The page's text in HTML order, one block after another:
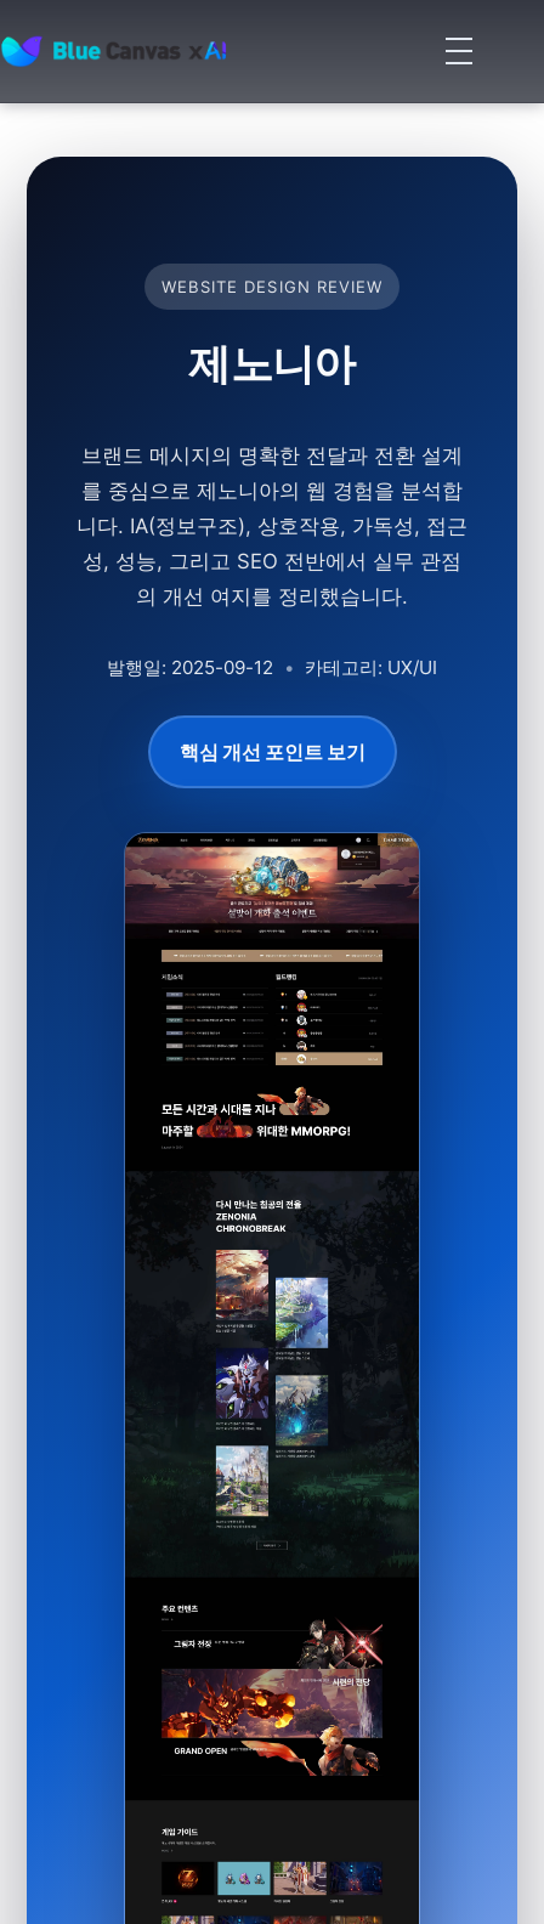
BLUECANVAS
메
뉴
기
WEBSITE DESIGN REVIEW
제노니아
브랜드 메시지의 명확한 전달과 전환 설계
를 중심으로 제노니아의 웹 경험을 분석합
니다. IA(정보구조), 상호작용, 가독성, 접근
성, 성능, 그리고 SEO 전반에서 실무 관점
의 개선 여지를 정리했습니다.
발행일: 2025-09-12 • 카테고리: UX/UI
핵심 개선 포인트 보기